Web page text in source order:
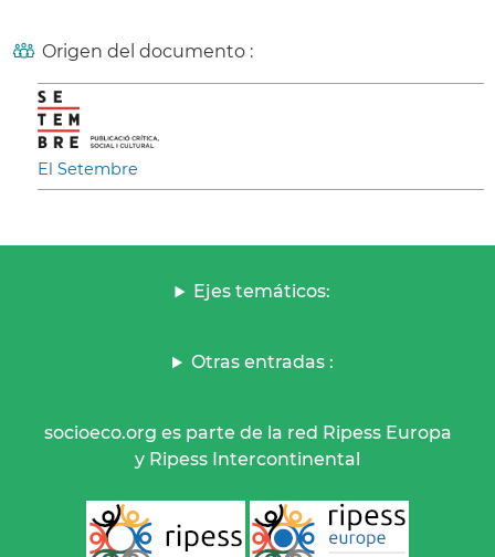
Origen del documento :
El Setembre
Ejes temáticos:
Otras entradas :
socioeco.org es parte de la red Ripess Europa
y Ripess Intercontinental